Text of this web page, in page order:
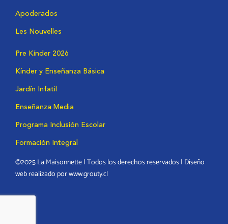
Apoderados
Les Nouvelles
Pre Kínder 2026
Kínder y Enseñanza Básica
Jardín Infatil
Enseñanza Media
Programa Inclusión Escolar
Formación Integral
©2025 La Maisonnette | Todos los derechos reservados | Diseño
web realizado por www.grouty.cl